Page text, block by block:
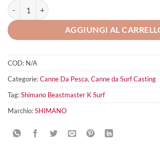
SHIMANO Beastmaster K Surf quantità
AGGIUNGI AL
COD: N/A
Categorie:Canne Da Pesca, Canne da Surf Casting
Tag:Shimano Beastmaster K Surf
Marchio:SHIMANO